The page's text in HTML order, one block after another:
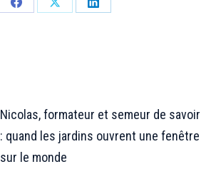
PartagerPartagerPartager
Nicolas, formateur et semeur de savoir
: quand les jardins ouvrent une fenêtre
sur le monde